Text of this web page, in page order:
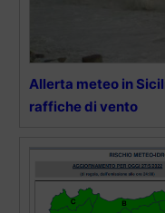
Allerta meteo in
raffiche di vento